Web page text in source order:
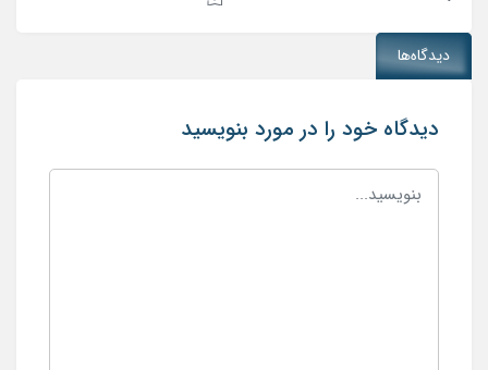
دیدگاه‌ها
دیدگاه خود را در مورد بنویسید